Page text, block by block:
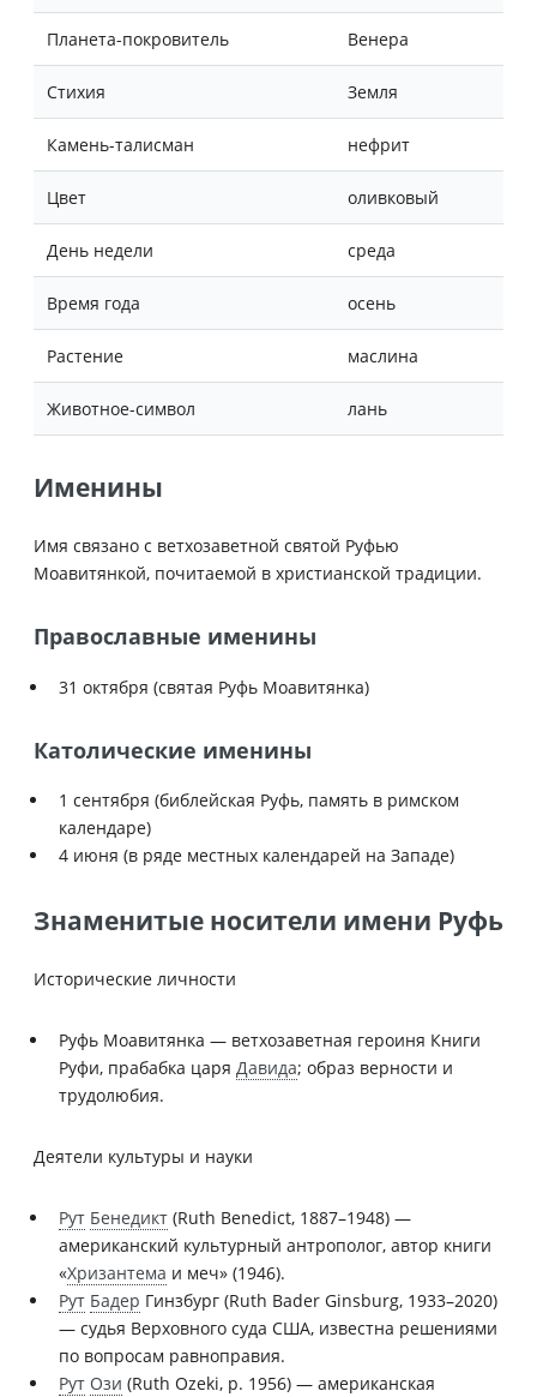
Планета-покровитель Венера
Стихия Земля
Камень-талисман нефрит
Цвет оливковый
День недели среда
Время года осень
Растение маслина
Животное-символ лань
Именины
Имя связано с ветхозаветной святой Руфью
Моавитянкой, почитаемой в христианской традиции.
Православные именины
31 октября (святая Руфь Моавитянка)
Католические именины
1 сентября (библейская Руфь, память в римском
календаре)
4 июня (в ряде местных календарей на Западе)
Знаменитые носители имени Руфь
Исторические личности
Руфь Моавитянка — ветхозаветная героиня Книги
Руфи, прабабка царя Давида; образ верности и
трудолюбия.
Деятели культуры и науки
Рут Бенедикт (Ruth Benedict, 1887–1948) —
американский культурный антрополог, автор книги
«Хризантема и меч» (1946).
Рут Бадер Гинзбург (Ruth Bader Ginsburg, 1933–2020)
— судья Верховного суда США, известна решениями
по вопросам равноправия.
Рут Ози (Ruth Ozeki, р. 1956) — американская